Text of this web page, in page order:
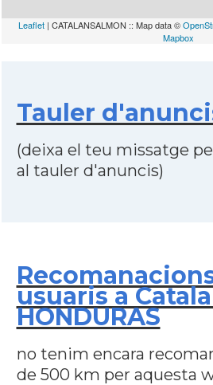
Leaflet | CATALANSALMON :: Map data ©
Mapbox
Tauler
(deixa el teu missatge
al tauler d'anuncis)
usuaris a
HONDURAS
no tenim encara
de 500 km per aquesta